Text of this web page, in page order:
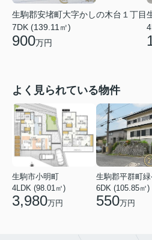
生駒郡安堵町大字かしの木台１丁目
7DK (139.11㎡)
900万円
よく見られている物件
生駒市小明町
4LDK (98.01㎡)
3,980万円
6DK (105.85㎡)
550万円